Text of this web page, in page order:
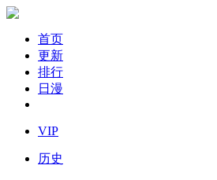
首页
更新
排行
日漫
VIP
历史